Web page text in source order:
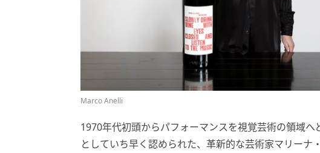
Marco Anelli
1970年代初頭からパフォーマンスを視覚芸術の領域
としていち早く認められた、革新的な芸術家マリーナ